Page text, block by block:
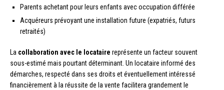
Parents achetant pour leurs enfants avec occupation différée
Acquéreurs prévoyant une installation future (expatriés, futurs
retraités)
La collaboration avec le locataire représente un facteur souvent
sous-estimé mais pourtant déterminant. Un locataire informé des
démarches, respecté dans ses droits et éventuellement intéressé
financièrement à la réussite de la vente facilitera grandement le